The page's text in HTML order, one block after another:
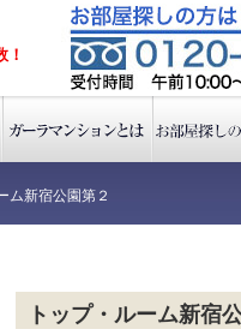
ム新宿公園第２
トップ・ルーム新宿